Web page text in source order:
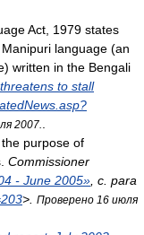
Act, 1979 states
language (an
written in the Bengali
to stall
2007.
purpose of
Commissioner
- June 2005» , с. para
>
Проверено 16 июля